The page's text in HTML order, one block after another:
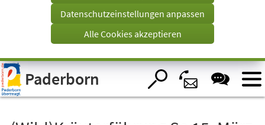
Visuelle
Assistenzsoftware
öffnen.
Tab)
Datenschutzeinstellungen anpassen
Alle Cookies akzeptieren
Paderborn